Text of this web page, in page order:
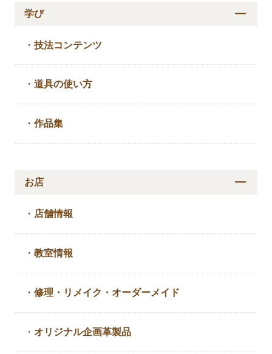
学び
・技法コンテンツ
・道具の使い方
・作品集
お店
・ 店舗情報
・教室情報
・修理・リメイク・ オーダーメイド
・ オリジナル企画革製品